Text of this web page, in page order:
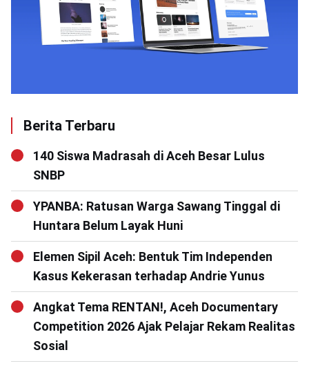
Berita Terbaru
140 Siswa Madrasah di Aceh Besar Lulus
SNBP
YPANBA: Ratusan Warga Sawang Tinggal di
Huntara Belum Layak Huni
Elemen Sipil Aceh: Bentuk Tim Independen
Kasus Kekerasan terhadap Andrie Yunus
Angkat Tema RENTAN!, Aceh Documentary
Competition 2026 Ajak Pelajar Rekam Realitas
Sosial